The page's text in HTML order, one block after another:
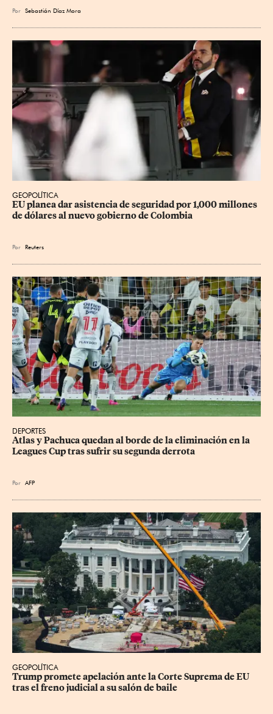
Por Sebastián Díaz Mora
GEOPOLÍTICA
EU planea dar asistencia de seguridad por 1,000 millones
de dólares al nuevo gobierno de Colombia
Por Reuters
DEPORTES
Atlas y Pachuca quedan al borde de la eliminación en la
Leagues Cup tras sufrir su segunda derrota
Por AFP
GEOPOLÍTICA
Trump promete apelación ante la Corte Suprema de EU
tras el freno judicial a su salón de baile